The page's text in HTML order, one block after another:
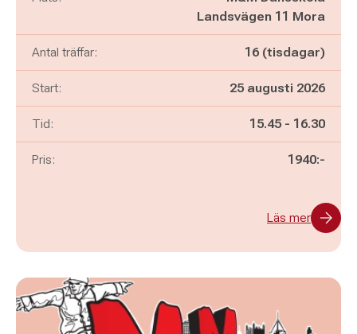
Landsvägen 11 Mora
Antal träffar: 16 (tisdagar)
Start: 25 augusti 2026
Tid: Pågår mellan
15.45 - och
16.30
Pris: 1940:-
Läs mer